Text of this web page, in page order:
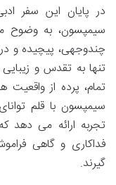
در پایان این سفر
سیمپسون، به وضوح
چندوجهی، پیچیده و
تنها به تقدس و
تمام، پرده از
سیمپسون با قلم
تجربه ارائه می دهد
فداکاری و گاهی
گیرند.